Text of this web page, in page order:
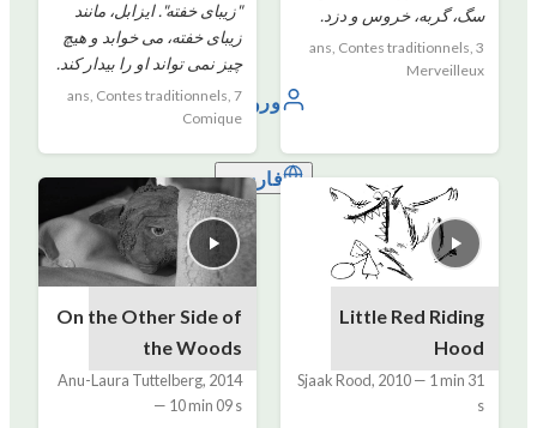
ورود
فارسی
سگ، گربه، خروس و دزد.
3 ans, Contes traditionnels,
Merveilleux
"زیبای خفته". ایزابل، مانند
زیبای خفته، می خوابد و هیچ
چیز نمی تواند او را بیدار کند.
7 ans, Contes traditionnels,
Comique
Little Red Riding
Hood
Sjaak Rood, 2010— 1 min 31
s
On the Other Side of
the Woods
Anu-Laura Tuttelberg, 2014
— 10 min 09 s